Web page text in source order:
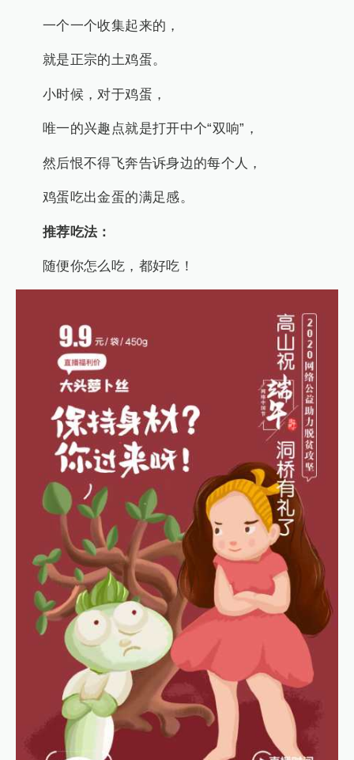
一个一个收集起来的，
就是正宗的土鸡蛋。
小时候，对于鸡蛋，
唯一的兴趣点就是打开中个“双响”，
然后恨不得飞奔告诉身边的每个人，
鸡蛋吃出金蛋的满足感。
推荐吃法：
随便你怎么吃，都好吃！